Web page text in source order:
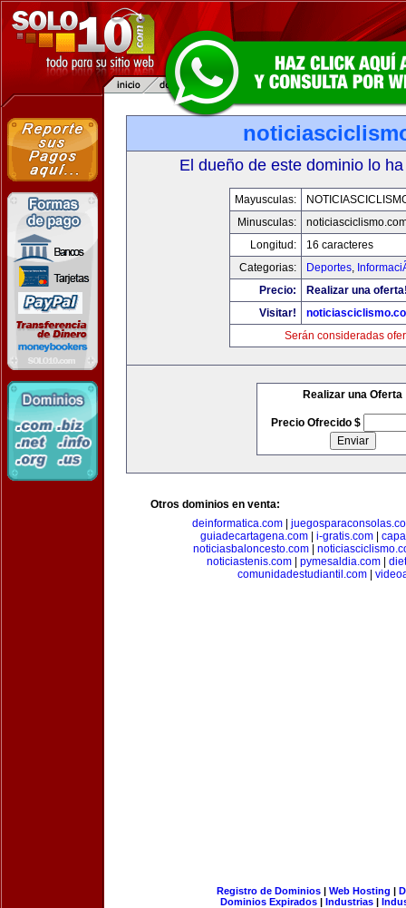
El dueño de este dominio lo
Mayusculas:
Minusculas:
Longitud:
16 caracteres
Categorias:
Deportes,
Precio:
Realizar una
Visitar!
Serán consideradas
Realizar una Oferta
Precio Ofrecido $
Otros dominios en venta:
deinformatica.com
guiadecartagena.com| i-gratis.com|
noticiasbaloncesto.com
noticiastenis.com
pymesaldia.com
comunidadestudiantil.com
Registro de Dominios| Web Hosting |
Dominios Expirados | Industrias |